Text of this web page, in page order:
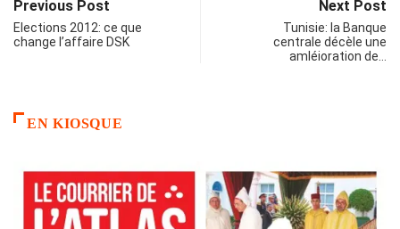
Previous Post
Elections 2012: ce que
change l’affaire DSK
Next Post
Tunisie: la Banque
centrale décèle une
amléioration de…
EN KIOSQUE